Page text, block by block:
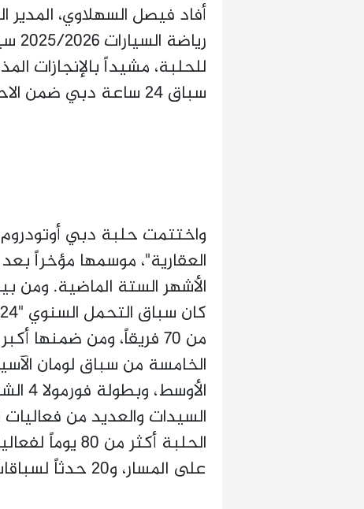
أفاد فيصل السهلاوي،
للحلبة، مشيداً بالإنجازات
سباق 24 ساعة دبي ضمن الاحتفالات بالذكرى العشرين.
واختتمت حلبة دبي أوتودروم،
الأشهر الستة الماضية. ومن
الخامسة من سباق لومان
السيدات والعديد من
الحلبة أكثر من
على المسار، و20 حدثاً لسباقات الرول ريسينغ للمجتمع المحلي.